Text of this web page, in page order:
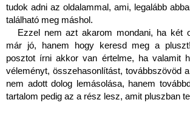
tudok adni az oldalammal, ami, legalább
található meg máshol.
Ezzel nem azt akarom mondani, ha két
már jó, hanem hogy keresd meg a
posztot írni akkor van értelme, ha valamit
véleményt, összehasonlítást, továbbszövöd
nem adott dolog lemásolása, hanem
tartalom pedig az a rész lesz, amit pluszban